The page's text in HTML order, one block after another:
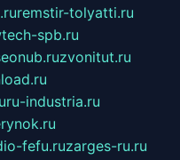
remstir-tolyatti.ru
spb.ru
zvonitut.ru
ru-industria.ru
fefu.ruzarges-ru.ru